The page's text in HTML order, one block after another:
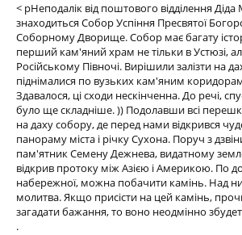
< pНеподалік від поштового відділення
знаходиться Собор Успіння Пресвятої
Соборному Дворище. Собор має багату
перший кам'яний храм не тільки в Устюзі,
Російському Півночі. Вирішили залізти на
піднімалися по вузьких кам'яним
Здавалося, ці сходи нескінченна. До речі,
було ще складніше. )) Подолавши всі
на даху собору, де перед нами відкрився
панораму міста і річку Сухона. Поруч з
пам'ятник Семену Дежнева, видатному
відкрив протоку між Азією і Америкою. По
набережної, можна побачити камінь. Над
молитва. Якщо присісти на цей камінь,
загадати бажання, то воно неодмінно
.